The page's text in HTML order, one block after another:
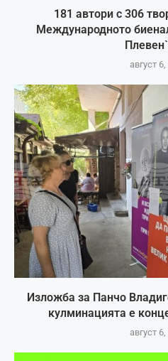
181 автори с 306
Международното
август
Изложба за Панчо
кулминацията е
август